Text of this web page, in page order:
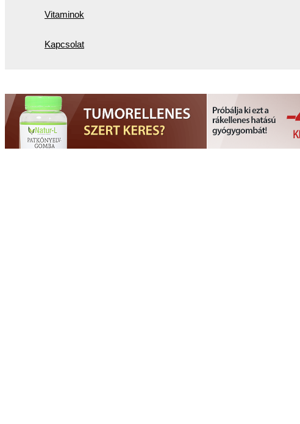
Vitaminok
Kapcsolat